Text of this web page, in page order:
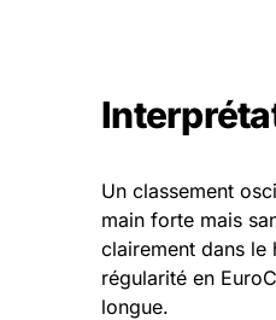
Un classement
main forte mais
clairement dans le
régularité en
longue.